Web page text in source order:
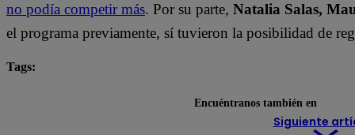
no podía competir más. Por su parte, Natalia Salas,
el programa previamente, sí tuvieron la posibilidad de
Tags:
Siguiente
Encuéntranos también en